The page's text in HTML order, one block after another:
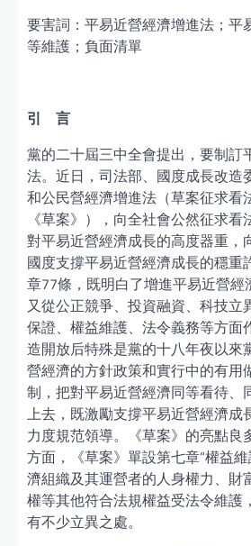
要害詞：平易近營經濟增進法；平
等維護；負面清單
引 言
黨的二十屆三中全會提出，要制訂
法。近日，司法部、國度成長改造
和公民營經濟增進法（草案征求看
《草案》），向全社會公然征求
對平易近營經濟成長的高度器重，
國度支撐平易近營經濟成長的穩重
章77條，既明白了增進平易近營經
又從公正競爭、投資融資、科技立
保證、權益維護、法令義務等方面
造開放后特殊是黨的十八年夜以來
營經濟的方針政策和實行中的有用
制，把對平易近營經濟同等看待、
上去，既激勵支撐平易近營經濟成
力度規范領導。《草案》的亮點良
方面，《草案》單設第七章“權益
濟組織及其運營者的人身權力、財
權等其他符合法規權益受法令維護
有不少立異之處。